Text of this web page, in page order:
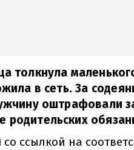
толкнула
в сеть. За
оштрафовали
со ссылкой на